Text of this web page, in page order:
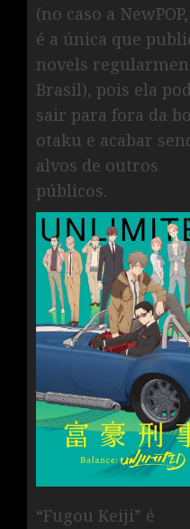
(no caso a
é a única que
novels
Brasil), pois ela
sair para fora da
otaku e acabar
alvos de outros
públicos.
“Fugou Keiji” é